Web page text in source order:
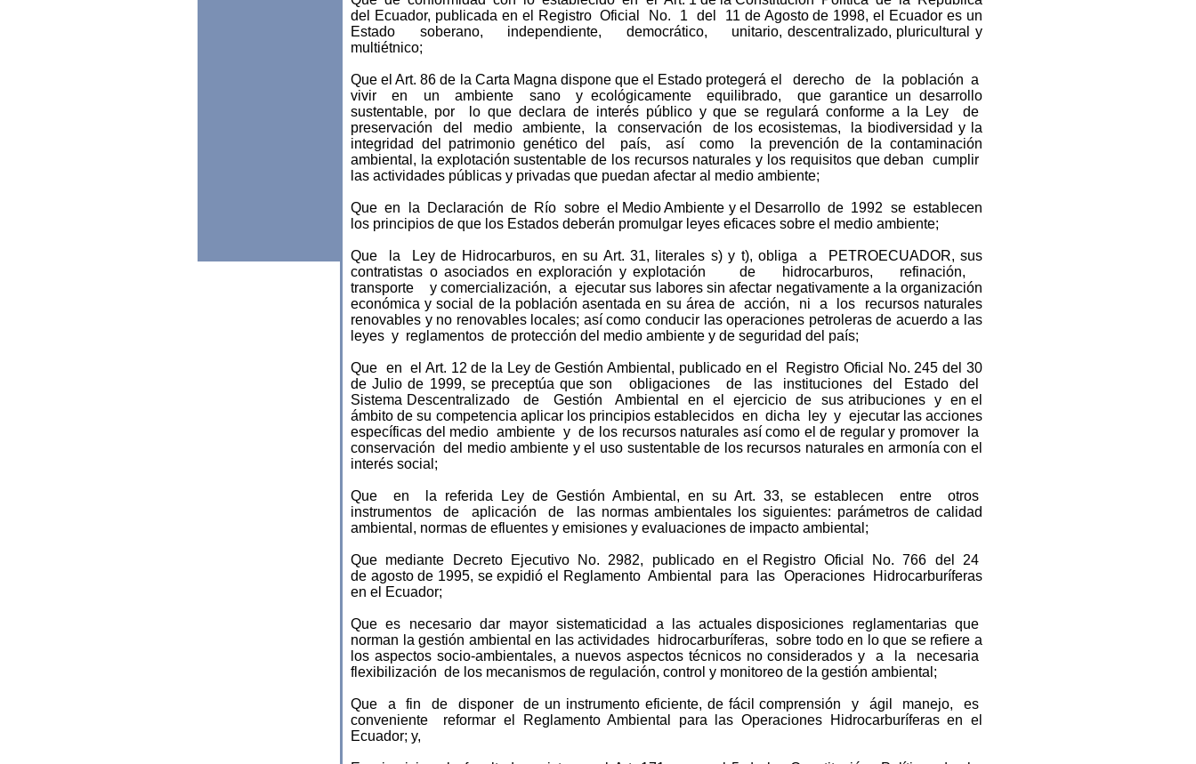
del Ecuador, publicada en el Registro Oficial No. 1 del 11 de Agosto de 1998, el Ecuador es un
Estado soberano, independiente, democrático, unitario, descentralizado, pluricultural y
multiétnico;
Que el Art. 86 de la Carta Magna dispone que el Estado protegerá el derecho de la población a
vivir en un ambiente sano y ecológicamente equilibrado, que garantice un desarrollo
sustentable, por lo que declara de interés público y que se regulará conforme a la Ley de
preservación del medio ambiente, la conservación de los ecosistemas, la biodiversidad y la
integridad del patrimonio genético del país, así como la prevención de la contaminación
ambiental, la explotación sustentable de los recursos naturales y los requisitos que deban cumplir
las actividades públicas y privadas que puedan afectar al medio ambiente;
Que en la Declaración de Río sobre el Medio Ambiente y el Desarrollo de 1992 se establecen
los principios de que los Estados deberán promulgar leyes eficaces sobre el medio ambiente;
Que la Ley de Hidrocarburos, en su Art. 31, literales s) y t), obliga a PETROECUADOR, sus
contratistas o asociados en exploración y explotación de hidrocarburos, refinación,
transporte y comercialización, a ejecutar sus labores sin afectar negativamente a la organización
económica y social de la población asentada en su área de acción, ni a los recursos naturales
renovables y no renovables locales; así como conducir las operaciones petroleras de acuerdo a las
leyes y reglamentos de protección del medio ambiente y de seguridad del país;
Que en el Art. 12 de la Ley de Gestión Ambiental, publicado en el Registro Oficial No. 245 del 30
de Julio de 1999, se preceptúa que son obligaciones de las instituciones del Estado del
Sistema Descentralizado de Gestión Ambiental en el ejercicio de sus atribuciones y en el
ámbito de su competencia aplicar los principios establecidos en dicha ley y ejecutar las acciones
específicas del medio ambiente y de los recursos naturales así como el de regular y promover la
conservación del medio ambiente y el uso sustentable de los recursos naturales en armonía con el
interés social;
Que en la referida Ley de Gestión Ambiental, en su Art. 33, se establecen entre otros
instrumentos de aplicación de las normas ambientales los siguientes: parámetros de calidad
ambiental, normas de efluentes y emisiones y evaluaciones de impacto ambiental;
Que mediante Decreto Ejecutivo No. 2982, publicado en el Registro Oficial No. 766 del 24
de agosto de 1995, se expidió el Reglamento Ambiental para las Operaciones Hidrocarburíferas
en el Ecuador;
Que es necesario dar mayor sistematicidad a las actuales disposiciones reglamentarias que
norman la gestión ambiental en las actividades hidrocarburíferas, sobre todo en lo que se refiere a
los aspectos socio-ambientales, a nuevos aspectos técnicos no considerados y a la necesaria
flexibilización de los mecanismos de regulación, control y monitoreo de la gestión ambiental;
Que a fin de disponer de un instrumento eficiente, de fácil comprensión y ágil manejo, es
conveniente reformar el Reglamento Ambiental para las Operaciones Hidrocarburíferas en el
Ecuador; y,